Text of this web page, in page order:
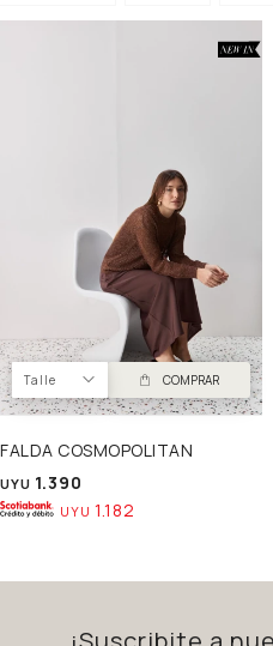
Talle COMPRAR
FALDA COSMOPOLITAN
UYU 1.390
UYU 1.182